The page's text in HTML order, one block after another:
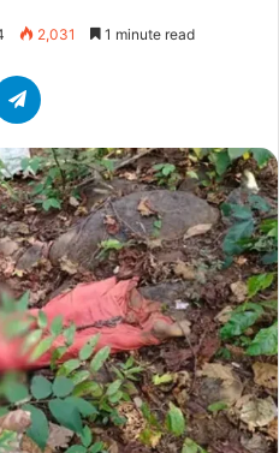
2,031 1 minute read